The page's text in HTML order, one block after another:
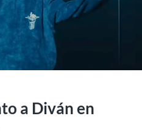
a Diván en